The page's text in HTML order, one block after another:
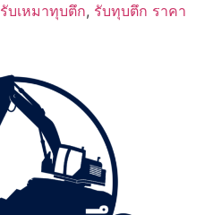
รับเหมาทุบตึก, รับทุบตึก ราคา